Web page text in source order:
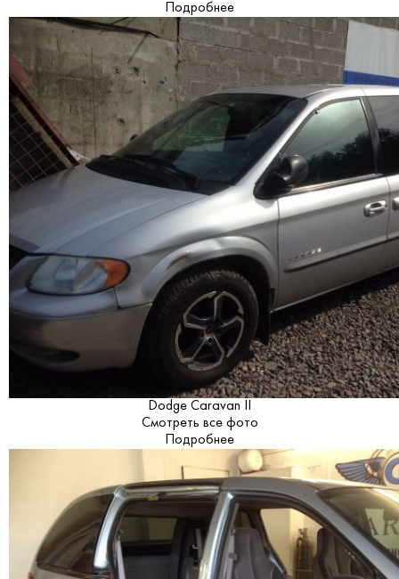
Подробнее
Dodge Caravan II
Смотреть все фото
Подробнее